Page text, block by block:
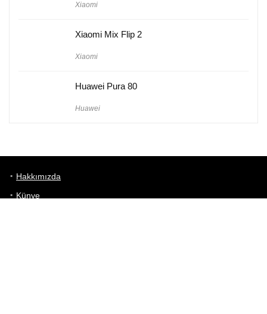
Xiaomi
Xiaomi Mix Flip 2
Xiaomi
Huawei Pura 80
Huawei
Hakkımızda
Künye